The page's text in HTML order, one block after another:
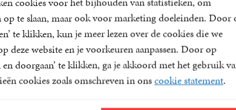
te slaan, maar ook voor marketing doeleinden. Door
te klikken, kun je meer lezen over de cookies die we
deze website en je voorkeuren aanpassen. Door op
en doorgaan’ te klikken, ga je akkoord met het gebruik
cookies zoals omschreven in onscookie statement.
Thuis in muziek
Alicja Gescinska
Apate spreekt
Alicja